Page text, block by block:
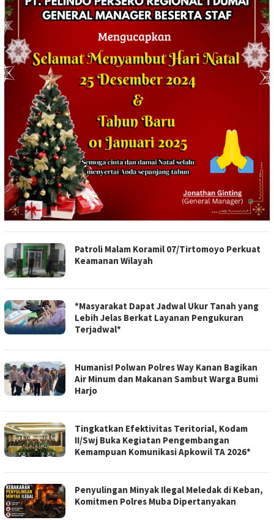
Patroli Malam Koramil 07/Tirtomoyo Perkuat
Keamanan Wilayah
*Masyarakat Dapat Jadwal Ukur Tanah yang
Lebih Jelas Berkat Layanan Pengukuran
Terjadwal*
Humanis! Polwan Polres Way Kanan Bagikan
Air Minum dan Makanan Sambut Warga Bumi
Harjo
Tingkatkan Efektivitas Teritorial, Kodam
II/Swj Buka Kegiatan Pengembangan
Kemampuan Komunikasi Apkowil TA 2026*
Penyulingan Minyak Ilegal Meledak di Keban,
Komitmen Polres Muba Dipertanyakan